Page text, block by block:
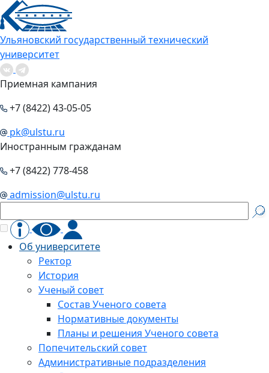
Ульяновский государственный технический
университет
Приемная кампания
+7 (8422) 43-05-05
pk@ulstu.ru
Иностранным гражданам
+7 (8422) 778-458
admission@ulstu.ru
Об университете
Ректор
История
Ученый совет
Состав Ученого совета
Нормативные документы
Планы и решения Ученого совета
Попечительский совет
Административные подразделения